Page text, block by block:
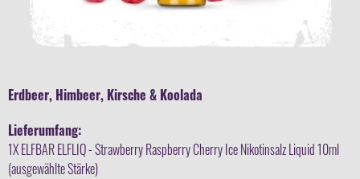
Erdbeer, Himbeer, Kirsche & Koolada
Lieferumfang:
1X ELFBAR ELFLIQ - Strawberry Raspberry Cherry Ice Nikotinsalz Liquid 10ml
(ausgewählte Stärke)